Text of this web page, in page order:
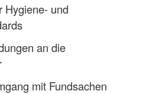
Hygiene- und
an die
mit Fundsachen